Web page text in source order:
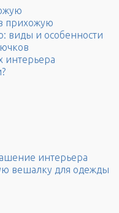
прихожую
виды и особенности
интерьера
интерьера
вешалку для одежды